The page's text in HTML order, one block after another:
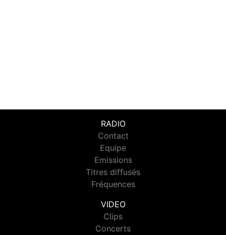
RADIO
Contact
Equipe
Emissions
Titres diffusés
Fréquences
VIDEO
Clips
Concerts